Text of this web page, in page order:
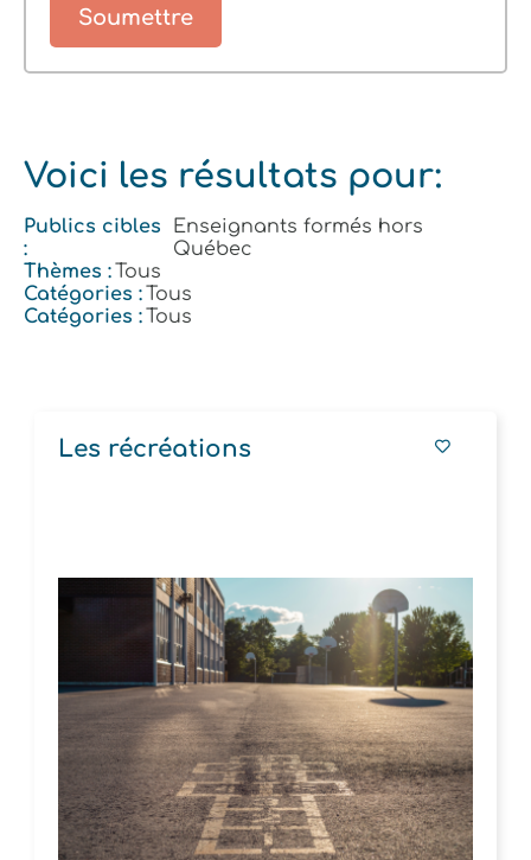
Voici les résultats pour:
Publics cibles
:
Enseignants formés hors
Québec
Thèmes : Tous
Catégories : Tous
Catégories : Tous
Les récréations